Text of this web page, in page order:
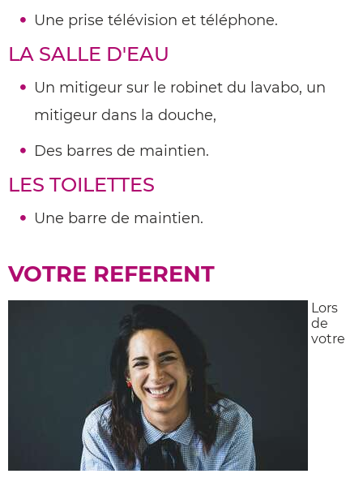
Une prise télévision et téléphone.
LA SALLE D'EAU
Un mitigeur sur le robinet du lavabo, un
mitigeur dans la douche,
Des barres de maintien.
LES TOILETTES
Une barre de maintien.
VOTRE REFERENT
Lors
de
votre